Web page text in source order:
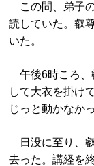
この間、弟子
読していた。叡
いた。
午後6時ころ、
して大衣を掛け
じっと動かなか
日没に至り、
去った。講経を